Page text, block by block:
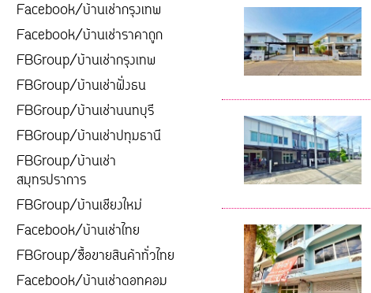
Facebook/บ้านเช่ากรุงเทพ
Facebook/บ้านเช่าราคาถูก
FBGroup/บ้านเช่ากรุงเทพ
FBGroup/บ้านเช่าฝั่งธน
FBGroup/บ้านเช่านนทบุรี
FBGroup/บ้านเช่าปทุมธานี
FBGroup/บ้านเช่า
สมุทรปราการ
FBGroup/บ้านเชียงใหม่
Facebook/บ้านเช่าไทย
FBGroup/ซื้อขายสินค้าทั่วไทย
Facebook/บ้านเช่าดอทคอม